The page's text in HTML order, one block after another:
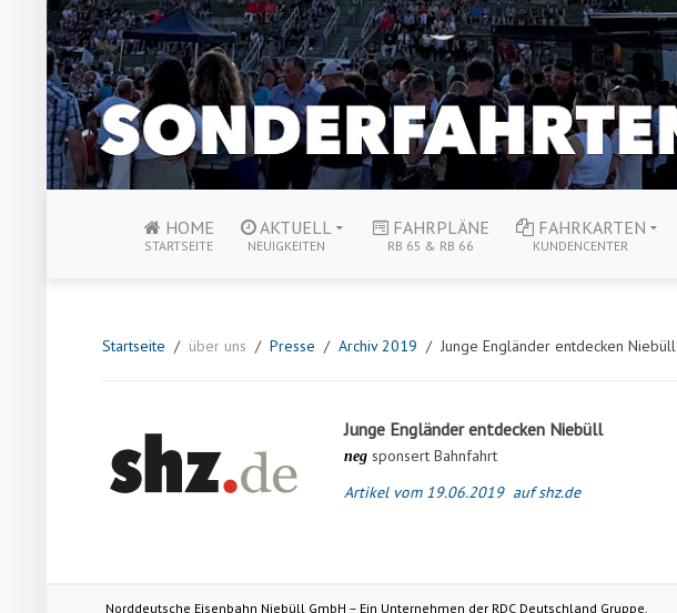
HOME
STARTSEITE
AKTUELL
NEUIGKEITEN
FAHRPLÄNE
RB 65 & RB 66
FAHRKARTEN
KUNDENCENTER
Startseite über uns Presse Archiv 2019 Junge Engländer entdecken Niebüll
Junge Engländer entdecken Niebüll
neg sponsert Bahnfahrt
Artikel vom 19.06.2019 auf shz.de
Norddeutsche Eisenbahn Niebüll GmbH – Ein Unternehmen der RDC Deutschland Gruppe.